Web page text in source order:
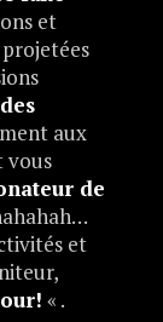
et
des
aux
vous
de
et
« .